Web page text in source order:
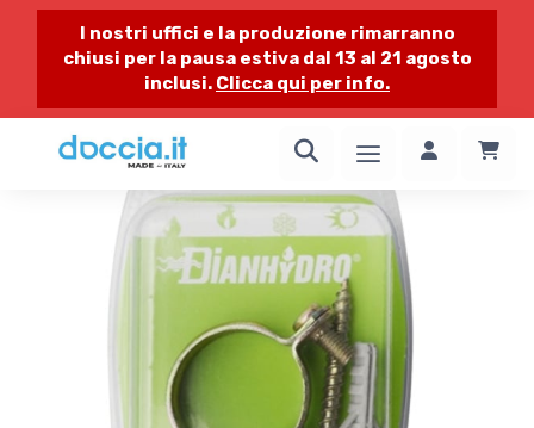
I nostri uffici e la produzione rimarranno
chiusi per la pausa estiva dal 13 al 21 agosto
inclusi. Clicca qui per info.